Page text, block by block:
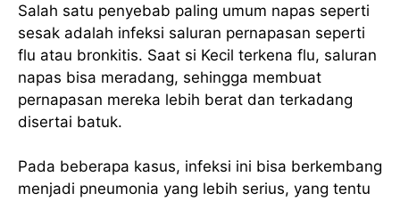
Salah satu penyebab paling umum napas seperti
sesak adalah infeksi saluran pernapasan seperti
flu atau bronkitis. Saat si Kecil terkena flu, saluran
napas bisa meradang, sehingga membuat
pernapasan mereka lebih berat dan terkadang
disertai batuk.
Pada beberapa kasus, infeksi ini bisa berkembang
menjadi pneumonia yang lebih serius, yang tentu